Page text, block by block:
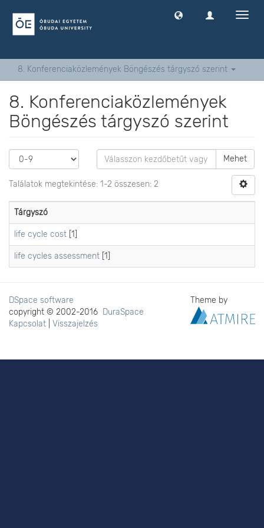
8. Konferenciaközlemények Böngészés tárgyszó szerint
8. Konferenciaközlemények
Böngészés tárgyszó szerint
Mehet
Találatok megtekintése: 1-2 összesen: 2
Tárgyszó
life cycle cost [1]
life cycles assessment [1]
DSpace software
copyright © 2002-2016 DuraSpace
Kapcsolat
Visszajelzés
Theme by